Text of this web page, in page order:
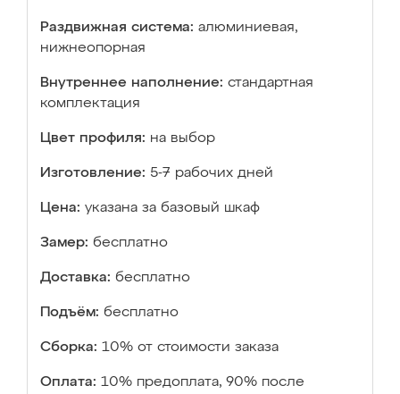
Раздвижная система: алюминиевая,
нижнеопорная
Внутреннее наполнение: стандартная
комплектация
Цвет профиля: на выбор
Изготовление: 5-7 рабочих дней
Цена: указана за базовый шкаф
Замер: бесплатно
Доставка: бесплатно
Подъём: бесплатно
Сборка: 10% от стоимости заказа
Оплата: 10% предоплата, 90% после